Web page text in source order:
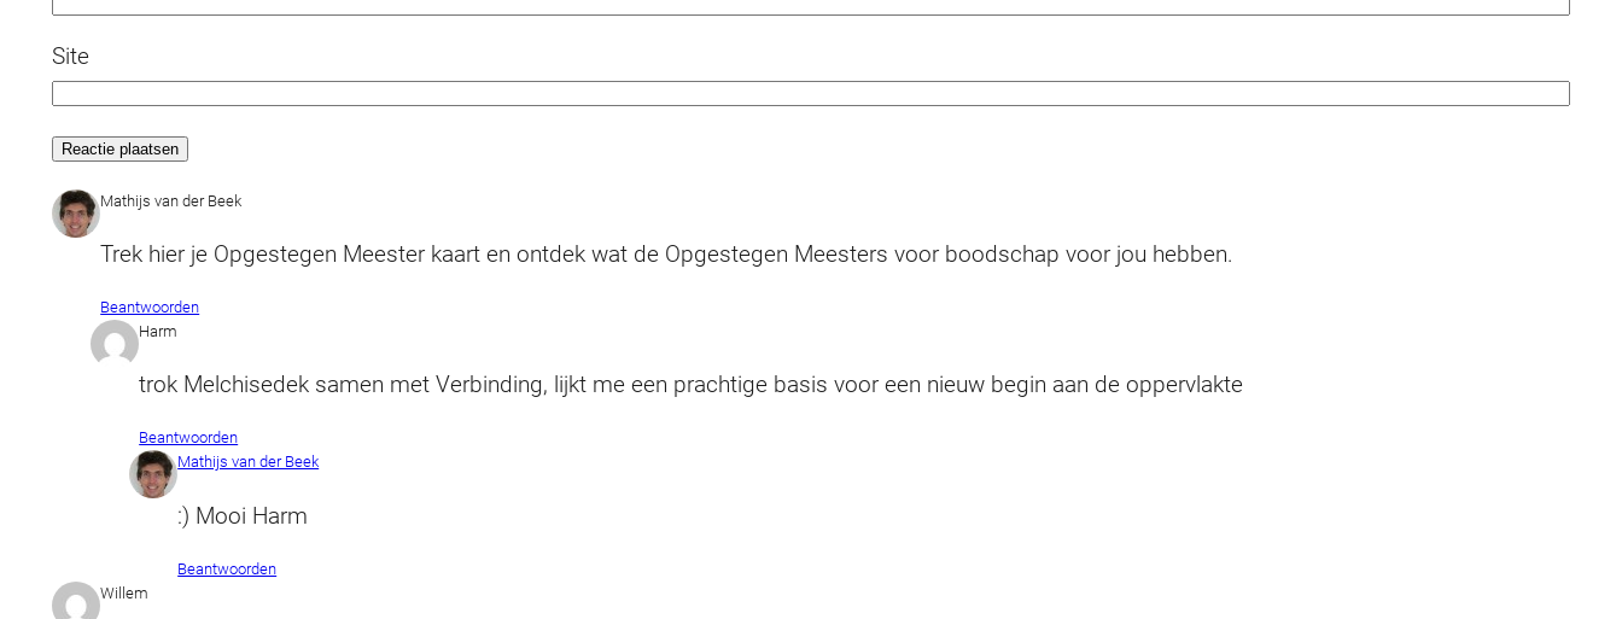
Site
Mathijs van der Beek
Trek hier je Opgestegen Meester kaart en ontdek wat de Opgestegen Meesters voor boodschap voor jou hebben.
Beantwoorden
Harm
trok Melchisedek samen met Verbinding, lijkt me een prachtige basis voor een nieuw begin aan de oppervlakte
Beantwoorden
Mathijs van der Beek
:) Mooi Harm
Beantwoorden
Willem